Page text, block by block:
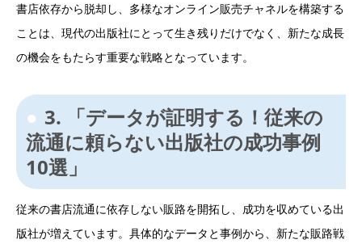
書店依存から脱却し、多様なオンライン販売チャネルを構築する
ことは、現代の出版社にとって生き残りだけでなく、新たな成長
の機会をもたらす重要な戦略となっています。
3. 「データが証明する！従来の
流通に頼らない出版社の成功事例
10選」
従来の書店流通に依存しない販路を開拓し、成功を収めている出
版社が増えています。具体的なデータと事例から、新たな販路戦